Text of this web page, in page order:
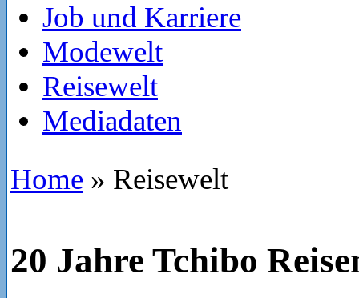
Job und Karriere
Modewelt
Reisewelt
Mediadaten
Home » Reisewelt
20 Jahre Tchibo